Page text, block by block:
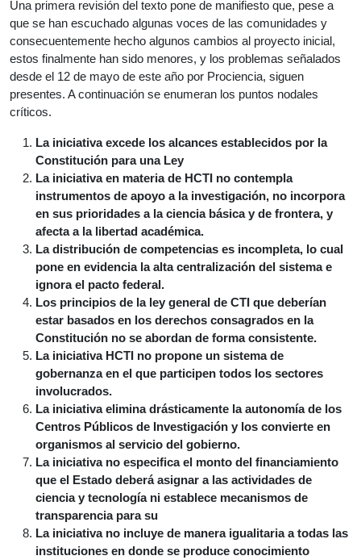
Una primera revisión del texto pone de manifiesto que, pese a
que se han escuchado algunas voces de las comunidades y
consecuentemente hecho algunos cambios al proyecto inicial,
estos finalmente han sido menores, y los problemas señalados
desde el 12 de mayo de este año por Prociencia, siguen
presentes. A continuación se enumeran los puntos nodales
críticos.
La iniciativa excede los alcances establecidos por la
Constitución para una Ley
La iniciativa en materia de HCTI no contempla
instrumentos de apoyo a la investigación, no incorpora
en sus prioridades a la ciencia básica y de frontera, y
afecta a la libertad académica.
La distribución de competencias es incompleta, lo cual
pone en evidencia la alta centralización del sistema e
ignora el pacto federal.
Los principios de la ley general de CTI que deberían
estar basados en los derechos consagrados en la
Constitución no se abordan de forma consistente.
La iniciativa HCTI no propone un sistema de
gobernanza en el que participen todos los sectores
involucrados.
La iniciativa elimina drásticamente la autonomía de los
Centros Públicos de Investigación y los convierte en
organismos al servicio del gobierno.
La iniciativa no especifica el monto del financiamiento
que el Estado deberá asignar a las actividades de
ciencia y tecnología ni establece mecanismos de
transparencia para su
La iniciativa no incluye de manera igualitaria a todas las
instituciones en donde se produce conocimiento